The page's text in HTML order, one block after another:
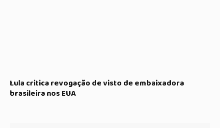
Lula critica revogação de visto de embaixadora
brasileira nos EUA